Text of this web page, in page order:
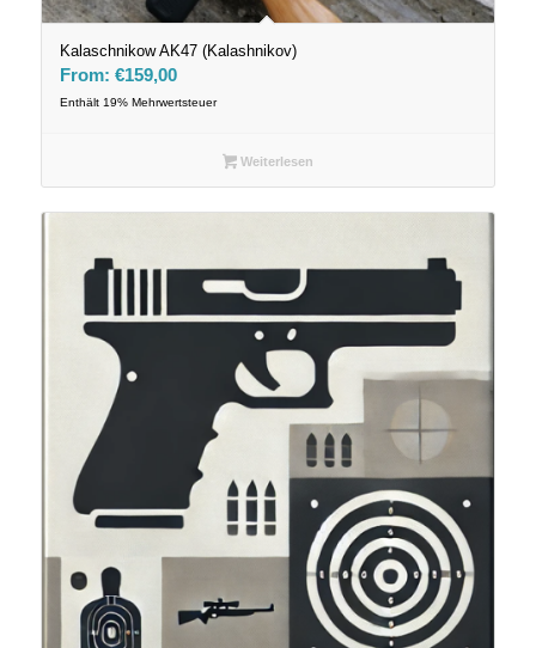
Kalaschnikow AK47 (Kalashnikov)
From: €159,00
Enthält 19% Mehrwertsteuer
Weiterlesen